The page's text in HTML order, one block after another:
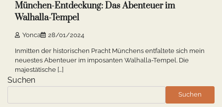
München-Entdeckung: Das Abenteuer im
Walhalla-Tempel
Yonca 28/01/2024
Inmitten der historischen Pracht Münchens entfaltete sich mein
neuestes Abenteuer im imposanten Walhalla-Tempel. Die
majestätische […]
Suchen
Suchen